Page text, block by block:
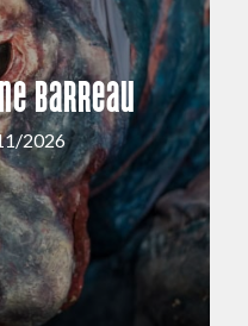
Barreau
2026